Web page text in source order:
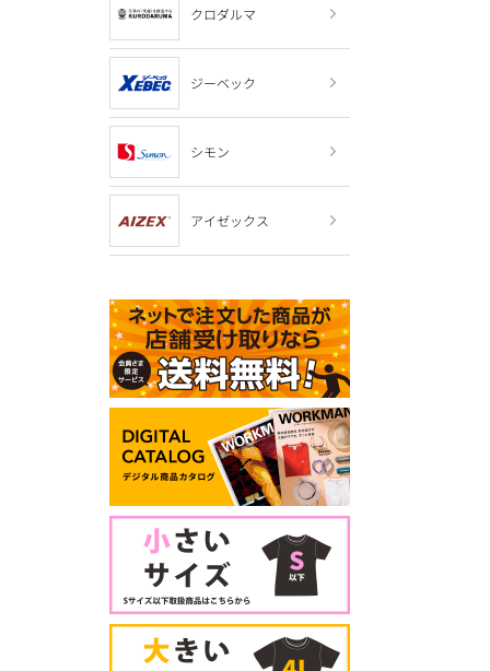
クロダルマ
ジーベック
シモン
アイゼックス